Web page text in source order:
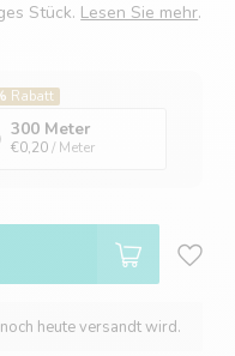
Stück. Lesen Sie mehr.
Rabatt
300 Meter
€0,20 / Meter
heute versandt wird.